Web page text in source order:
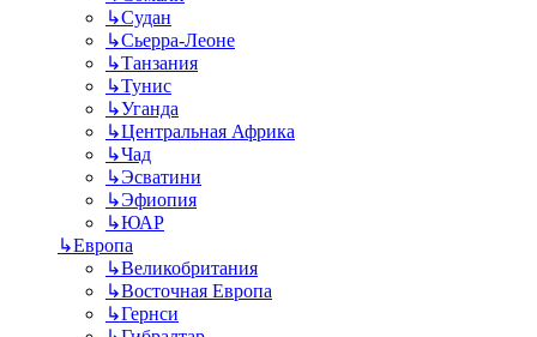
↳Судан
↳Сьерра-Леоне
↳Танзания
↳Тунис
↳Уганда
↳Центральная Африка
↳Чад
↳Эсватини
↳Эфиопия
↳ЮАР
↳Европа
↳Великобритания
↳Восточная Европа
↳Гернси